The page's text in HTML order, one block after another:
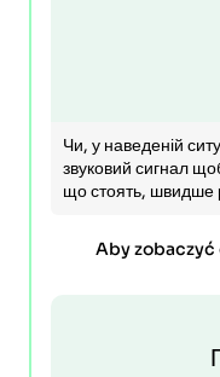
Чи, у наведеній
звуковий сигнал
що стоять, швидше
Aby